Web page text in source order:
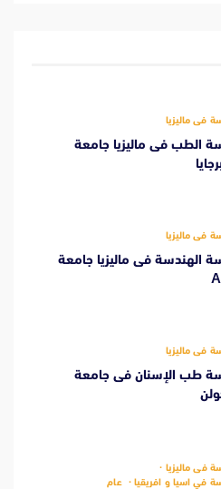
فى ماليزيا
الطب فى ماليزيا جامعة
فى ماليزيا
الهندسة فى ماليزيا جامعة
فى ماليزيا
طب الإسنان فى جامعة
فى ماليزيا
في اسيا و افريقيا
عام